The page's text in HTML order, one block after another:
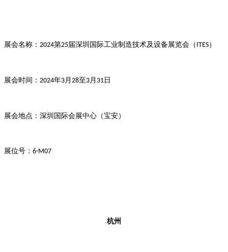
展会名称： 2024第25届深圳国际工业制造技术及设备展览会（ ITES）
展会时间： 2024年3月 28至 3月 31 日
展会地点：深圳国际会展中心（宝安）
展位号： 6-M07
杭州